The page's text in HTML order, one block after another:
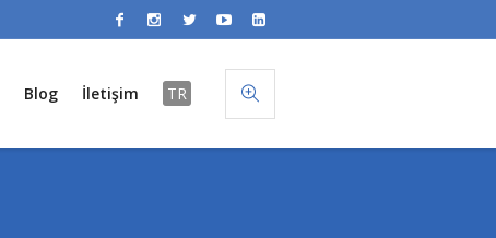
Blog İletişim TR